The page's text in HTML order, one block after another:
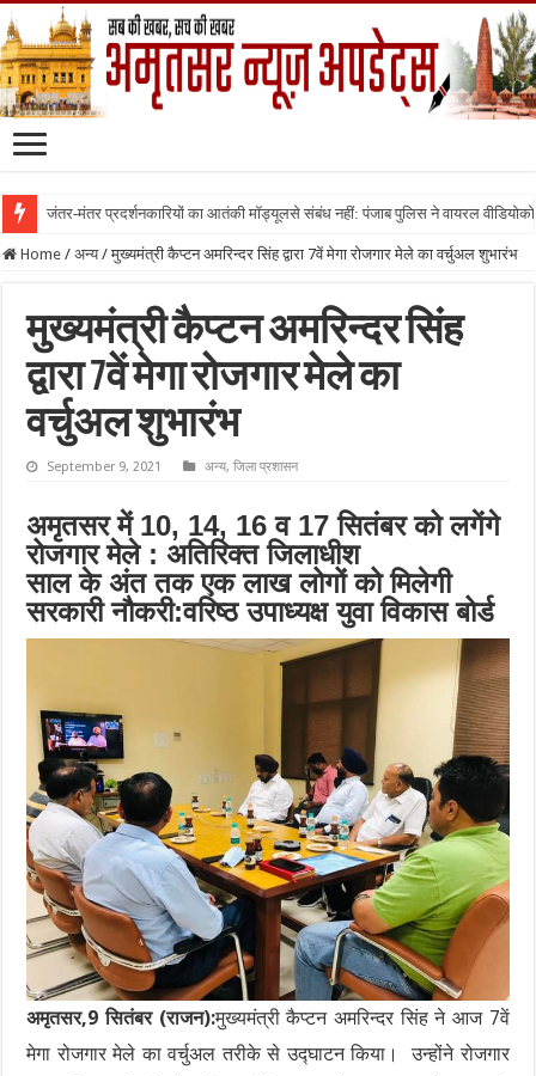
जंतर-मंतर प्रदर्शनकारियों का आतंकी मॉड्यूलसे संबंध नहीं: पंजाब पुलिस ने वायरल वीडियोको
Home / अन्य / मुख्यमंत्री कैप्टन अमरिन्दर सिंह द्वारा 7वें मेगा रोजगार मेले का वर्चुअल शुभारंभ
मुख्यमंत्री कैप्टन अमरिन्दर सिंह
द्वारा 7वें मेगा रोजगार मेले का
वर्चुअल शुभारंभ
September 9, 2021 अन्य,जिला प्रशासन
अमृतसर में 10, 14, 16 व 17 सितंबर को लगेंगे
रोजगार मेले : अतिरिक्त जिलाधीश
साल के अंत तक एक लाख लोगों को मिलेगी
सरकारी नौकरी:वरिष्ठ उपाध्यक्ष युवा विकास बोर्ड
अमृतसर,9 सितंबर (राजन):मुख्यमंत्री कैप्टन अमरिन्दर सिंह ने आज 7वें
मेगा रोजगार मेले का वर्चुअल तरीके से उद्घाटन किया। उन्होंने रोजगार